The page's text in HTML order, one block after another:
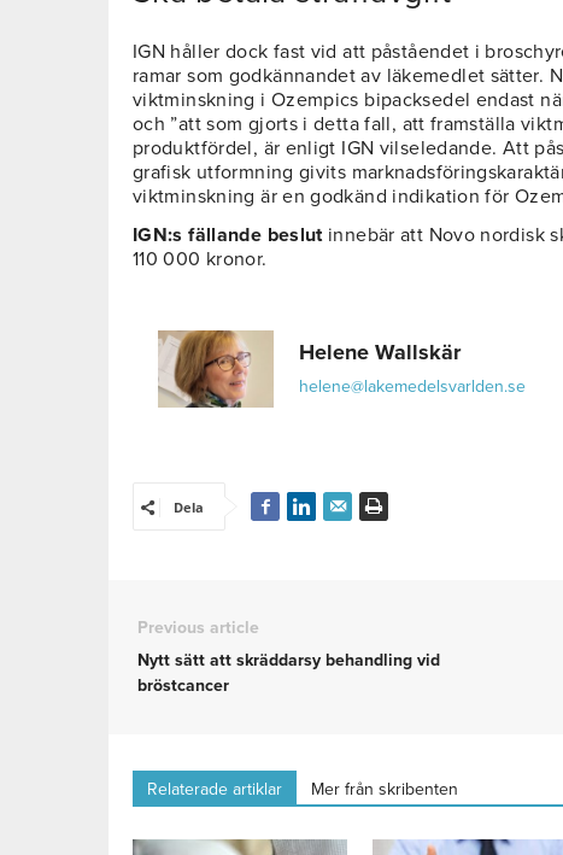
IGN håller dock fast vid att påståendet i
ramar som godkännandet av läkemedlet sätter.
viktminskning i Ozempics bipacksedel endast
och ”att som gjorts i detta fall, att framställa
produktfördel, är enligt IGN vilseledande. Att
grafisk utformning givits
viktminskning är en godkänd indikation för
IGN:s fällande beslutinnebär att Novo nordisk
110 000 kronor.
Helene Wallskär
helene@lakemedelsvarlden.se
Dela
Previous article
Nytt sätt att skräddarsy behandling vid
bröstcancer
Relaterade artiklar Mer från skribenten